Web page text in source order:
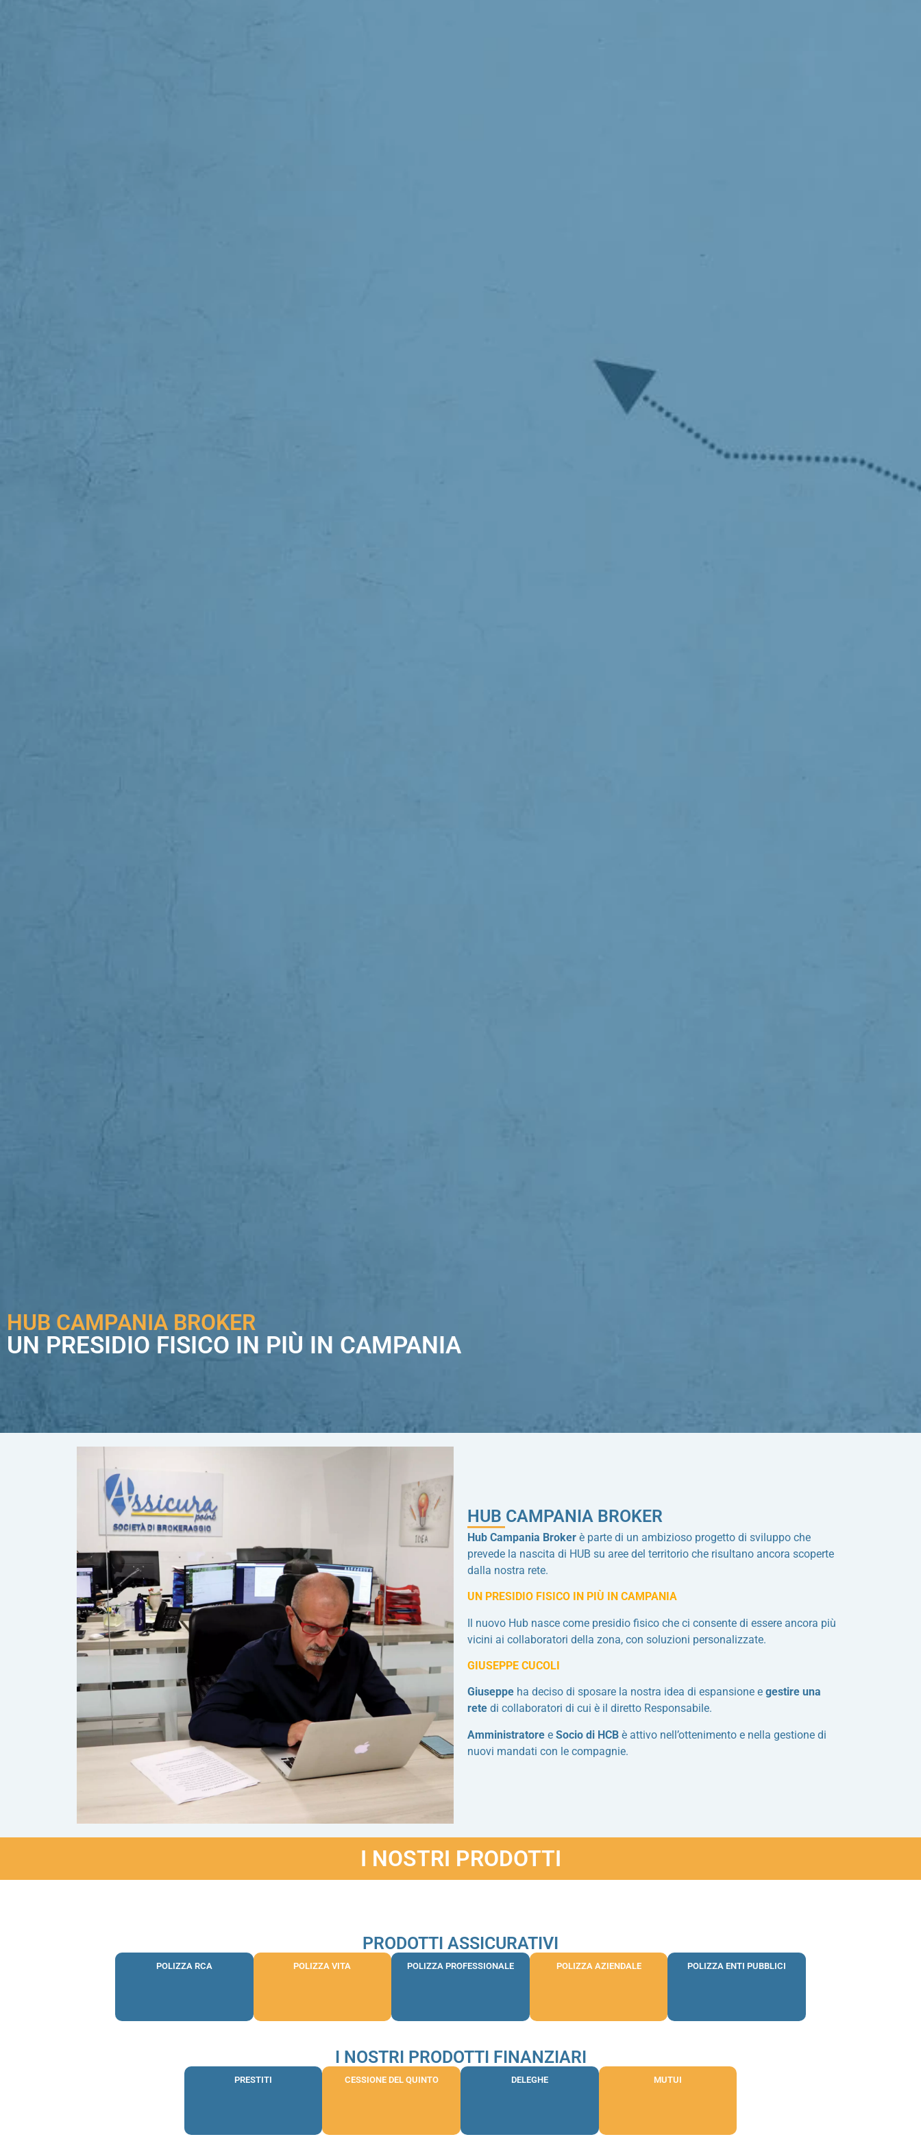
HUB CAMPANIA BROKER
UN PRESIDIO FISICO IN PIÙ IN CAMPANIA
HUB CAMPANIA BROKER
Hub Campania Broker è parte di un ambizioso progetto di sviluppo che
prevede la nascita di HUB su aree del territorio che risultano ancora scoperte
dalla nostra rete.
UN PRESIDIO FISICO IN PIÙ IN CAMPANIA
Il nuovo Hub nasce come presidio fisico che ci consente di essere ancora più
vicini ai collaboratori della zona, con soluzioni personalizzate.
GIUSEPPE CUCOLI
Giuseppe ha deciso di sposare la nostra idea di espansione e gestire una
rete di collaboratori di cui è il diretto Responsabile.
Amministratore e Socio di HCB è attivo nell’ottenimento e nella gestione di
nuovi mandati con le compagnie.
I NOSTRI PRODOTTI
PRODOTTI ASSICURATIVI
POLIZZA RCA POLIZZA VITA POLIZZA PROFESSIONALE POLIZZA AZIENDALE POLIZZA ENTI PUBBLICI
I NOSTRI PRODOTTI FINANZIARI
PRESTITI CESSIONE DEL QUINTO DELEGHE MUTUI